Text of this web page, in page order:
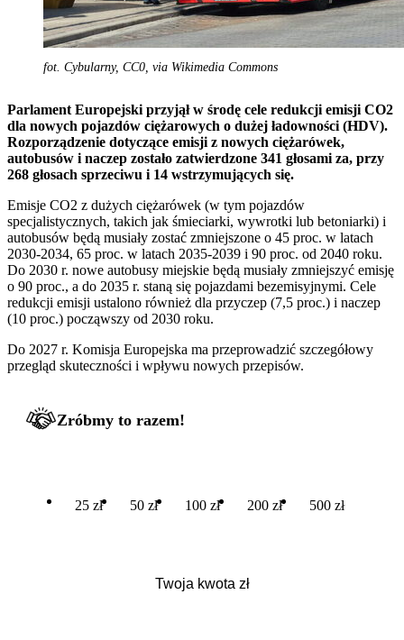
fot. Cybularny, CC0, via Wikimedia Commons
Parlament Europejski przyjął w środę cele redukcji emisji CO2
dla nowych pojazdów ciężarowych o dużej ładowności (HDV).
Rozporządzenie dotyczące emisji z nowych ciężarówek,
autobusów i naczep zostało zatwierdzone 341 głosami za, przy
268 głosach sprzeciwu i 14 wstrzymujących się.
Emisje CO2 z dużych ciężarówek (w tym pojazdów
specjalistycznych, takich jak śmieciarki, wywrotki lub betoniarki) i
autobusów będą musiały zostać zmniejszone o 45 proc. w latach
2030-2034, 65 proc. w latach 2035-2039 i 90 proc. od 2040 roku.
Do 2030 r. nowe autobusy miejskie będą musiały zmniejszyć emisję
o 90 proc., a do 2035 r. staną się pojazdami bezemisyjnymi. Cele
redukcji emisji ustalono również dla przyczep (7,5 proc.) i naczep
(10 proc.) począwszy od 2030 roku.
Do 2027 r. Komisja Europejska ma przeprowadzić szczegółowy
przegląd skuteczności i wpływu nowych przepisów.
Zróbmy to razem!
25 zł 50 zł 100 zł 200 zł 500 zł